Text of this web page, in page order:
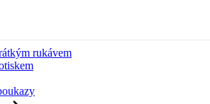
rukávem